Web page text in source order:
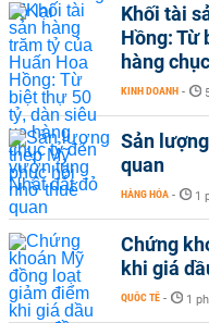
Khối tài
Hồng: Từ
hàng
KINH DOANH -
Sản
quan
HÀNG HÓA - 1
Chứng
khi giá
QUỐC TẾ - 1